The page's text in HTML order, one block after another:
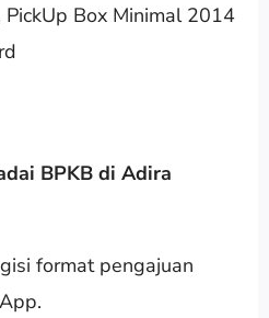
PickUp Box Minimal 2014
BPKB di Adira
format pengajuan